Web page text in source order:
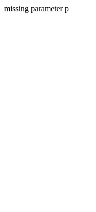
missing parameter p